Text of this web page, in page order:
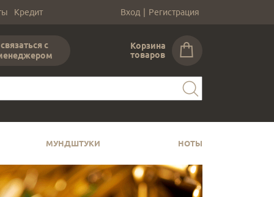
Кредит Вход | Регистрация
связаться с
Корзина
товаров
МУНДШТУКИ НОТЫ